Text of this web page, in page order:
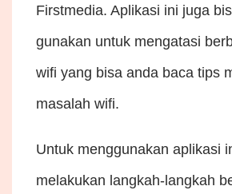
Firstmedia. Aplikasi ini juga
gunakan untuk mengatasi
wifi yang bisa anda baca tips
masalah wifi.
Untuk menggunakan aplikasi
melakukan langkah-langkah